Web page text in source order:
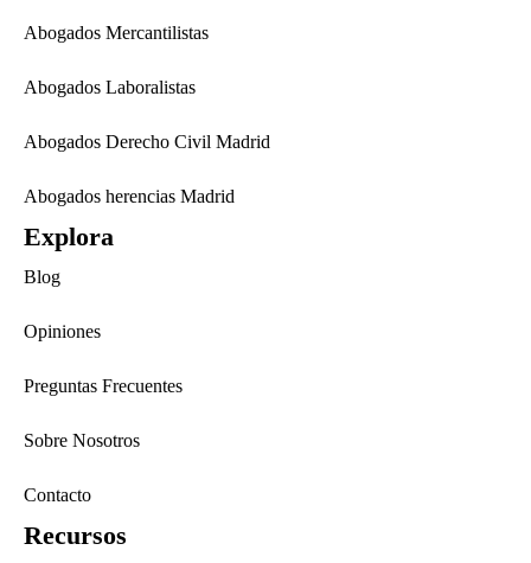
Abogados Mercantilistas
Abogados Laboralistas
Abogados Derecho Civil Madrid
Abogados herencias Madrid
Explora
Blog
Opiniones
Preguntas Frecuentes
Sobre Nosotros
Contacto
Recursos